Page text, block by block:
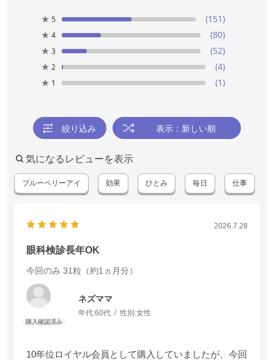
★ 5
(151)
★ 4
(80)
★ 3
(52)
★ 2
(4)
★ 1 (1)
絞り込み 表示：新しい順
気になるレビューを表示
ブルーベリーアイ 効果 ひとみ 毎日 仕事
2026.7.28
眼科検診長年OK
今回のみ 31粒（約1ヵ月分）
ネズママ
年代:60代 性別:女性
10年位ロイヤル会員として購入していましたが、今回